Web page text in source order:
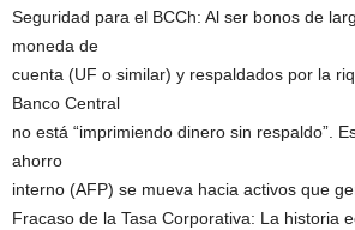
Seguridad para el BCCh: Al ser bonos de
moneda de
cuenta (UF o similar) y respaldados por la
Banco Central
no está “imprimiendo dinero sin respaldo”.
ahorro
interno (AFP) se mueva hacia activos que
Fracaso de la Tasa Corporativa: La historia